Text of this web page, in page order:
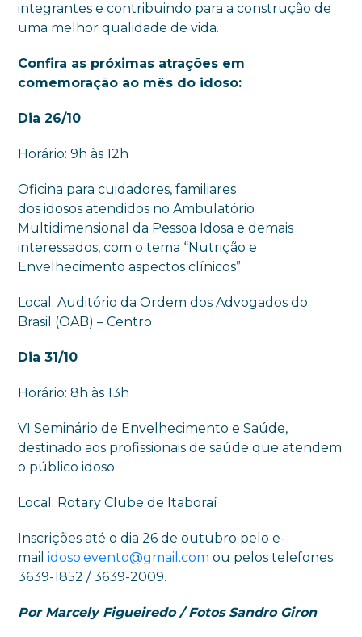
integrantes e contribuindo para a construção de
uma melhor qualidade de vida.
Confira as próximas atrações em
comemoração ao mês do idoso:
Dia 26/10
Horário: 9h às 12h
Oficina para cuidadores, familiares
dos idosos atendidos no Ambulatório
Multidimensional da Pessoa Idosa e demais
interessados, com o tema “Nutrição e
Envelhecimento aspectos clínicos”
Local: Auditório da Ordem dos Advogados do
Brasil (OAB) – Centro
Dia 31/10
Horário: 8h às 13h
VI Seminário de Envelhecimento e Saúde,
destinado aos profissionais de saúde que atendem
o público idoso
Local: Rotary Clube de Itaboraí
Inscrições até o dia 26 de outubro pelo e-
mailidoso.evento@gmail.com ou pelos telefones
3639-1852 / 3639-2009.
Por Marcely Figueiredo / Fotos Sandro Giron